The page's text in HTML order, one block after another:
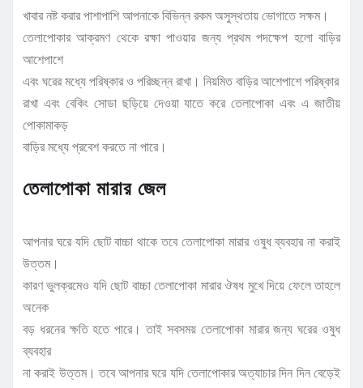
খাবার নষ্ট করার পাশাপাশি আপনাকে বিভিন্ন রকম অসুস্থতায় ভোগাতে সক্ষম।
তেলাপোকার আক্রমণ থেকে রক্ষা পাওয়ার জন্য প্রথম পদক্ষেপ হলো বাড়ির
আশেপাশে
এবং ঘরের মধ্যে পরিষ্কার ও পরিচ্ছন্ন রাখা। নিয়মিত বাড়ির আশেপাশে পরিষ্কার
রাখা এবং বেকিং সোডা ছড়িয়ে দেওয়া যাতে করে তেলাপোকা এবং এ জাতীয়
পোকামাকড়
বাড়ির মধ্যে প্রবেশ করতে না পারে।
তেলাপোকা মারার জেল
আপনার ঘরে যদি ছোট বাচ্চা থাকে তবে তেলাপোকা মারার ওষুধ ব্যবহার না করাই
উত্তম।
কারণ ভুলক্রমেও যদি ছোট বাচ্চা তেলাপোকা মারার ঔষধ মুখে দিয়ে ফেলে তাহলে
অনেক
বড় ধরনের ক্ষতি হতে পারে। তাই সবসময় তেলাপোকা মারার জন্য ঘরের ওষুধ
ব্যবহার
না করাই উত্তম। তবে আপনার ঘরে যদি তেলাপোকার অত্যাচার দিন দিন বেড়েই